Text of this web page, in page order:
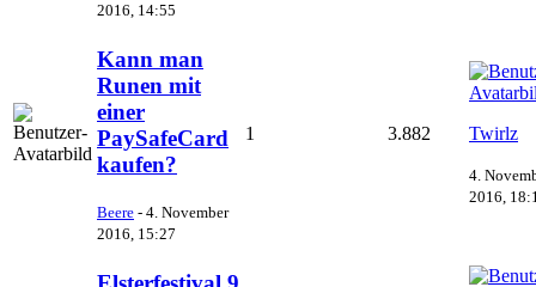
2016, 14:55
Kann man
Runen mit
einer
PaySafeCard
kaufen?
Beere - 4. November
2016, 15:27
1 3.882 Twirlz
4.
2016,